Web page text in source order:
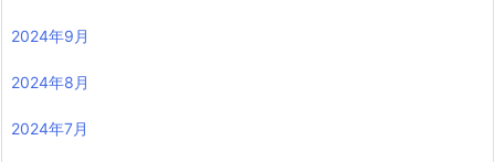
2024年9月
2024年8月
2024年7月